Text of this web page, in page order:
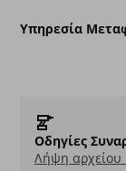
Υπηρεσία
Οδηγίες
Λήψη αρχείου